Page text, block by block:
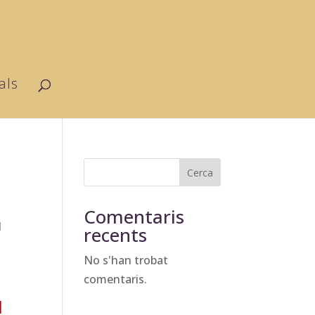
Cerca
Comentaris
recents
No s'han trobat
comentaris.